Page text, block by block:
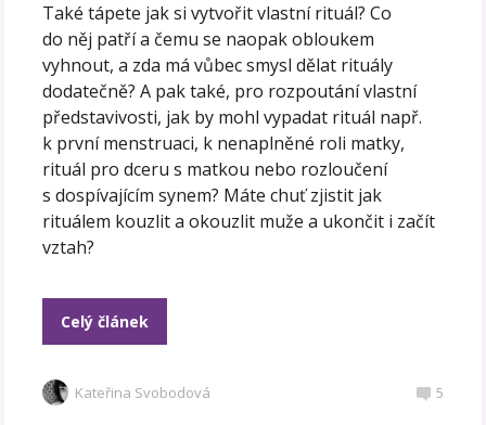
Také tápete jak si vytvořit vlastní rituál? Co
do něj patří a čemu se naopak obloukem
vyhnout, a zda má vůbec smysl dělat rituály
dodatečně? A pak také, pro rozpoutání vlastní
představivosti, jak by mohl vypadat rituál např.
k první menstruaci, k nenaplněné roli matky,
rituál pro dceru s matkou nebo rozloučení
s dospívajícím synem? Máte chuť zjistit jak
rituálem kouzlit a okouzlit muže a ukončit i začít
vztah?
Celý článek
Kateřina Svobodová 5